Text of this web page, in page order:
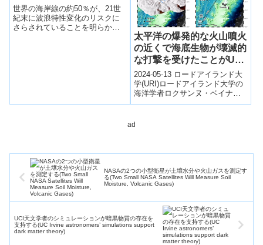
化～
世界の海岸線の約50％が、21世
紀末に波浪特性変化のリスクに
さらされていることを明らかに
太平洋の爆発的な火山噴火
の近くで海底生物が壊滅的
な打撃を受けたことがURI
の研究で明らかに
(Seafloor life devastated
near explosive volcanic
eruption in Pacific, URI
2024-05-13 ロードアイランド大
学(URI)ロードアイランド大学の
海洋学者ロクサンヌ・ベイナー
ト教授が、南太平洋のトンガで
ガ...
ad
NASAの2つの小型衛星が土壌水分や火山ガスを測定す
る(Two Small NASA Satellites Will Measure Soil
Moisture, Volcanic Gases)
UCI天文学者のシミュレーションが暗黒物質の存在を
支持する(UC Irvine astronomers’ simulations support
dark matter theory)